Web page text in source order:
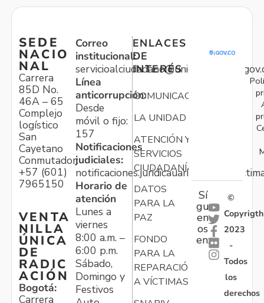
SEDE
NACIO
NAL
Carrera
85D No.
46A – 65
Complejo
logístico
San
Cayetano
Conmutador:
+57 (601)
7965150
VENTA
NILLA
ÚNICA
DE
RADIC
ACIÓN
Bogotá:
Carrera
Correo
institucional:
Línea
anticorrupción:
Desde
móvil o fijo:
157
Notificaciones
judiciales:
Horario de
atención
Lunes a
viernes
8:00 a.m. –
6:00 p.m.
Sábado,
Domingo y
Festivos
ENLACES
DE
INTERÉS
COMUNICACIONES
LA UNIDAD
ATENCIÓN Y
SERVICIOS
CIUDADANÍA
DATOS
PARA LA
PAZ
FONDO
PARA LA
REPARACIÓN
A VÍCTIMAS
Sí
gu
en
os
en:
©
Copyrigth
2023
-
Todos
los
derechos